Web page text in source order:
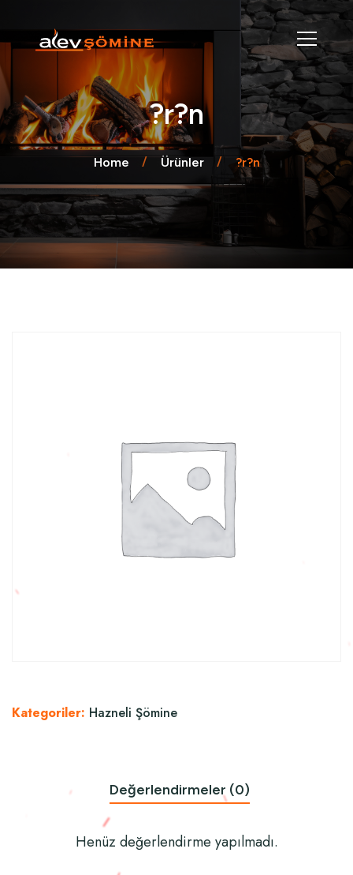
?r?n
Home Ürünler ?r?n
Kategoriler: Hazneli Şömine
Değerlendirmeler (0)
Henüz değerlendirme yapılmadı.